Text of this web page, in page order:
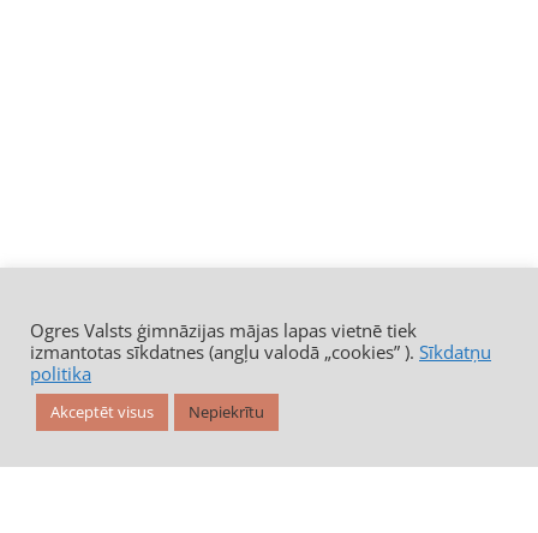
Ogres Valsts ģimnāzijas mājas lapas vietnē tiek
izmantotas sīkdatnes (angļu valodā „cookies” ). Sīkdatņu
politika
Akceptēt visus Nepiekrītu